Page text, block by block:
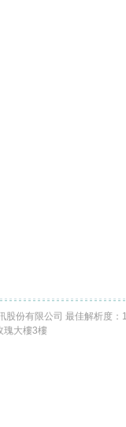
股份有限公司 最佳解析度：
瑰大樓3樓